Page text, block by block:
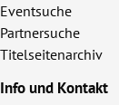
Eventsuche
Partnersuche
Titelseitenarchiv
Info und Kontakt